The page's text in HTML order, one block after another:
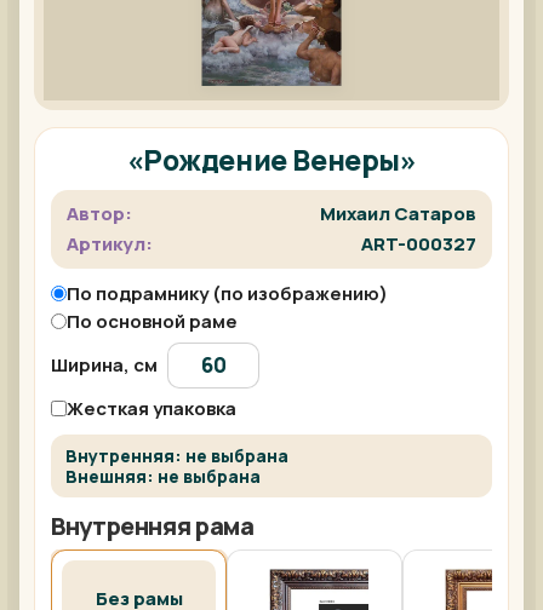
«Рождение Венеры»
Автор:
Михаил Сатаров
Артикул:
ART-000327
По подрамнику (по изображению)
По основной раме
Ширина, см
Жесткая упаковка
Внутренняя: не выбрана
Внешняя: не выбрана
Внутренняя рама
Без рамы